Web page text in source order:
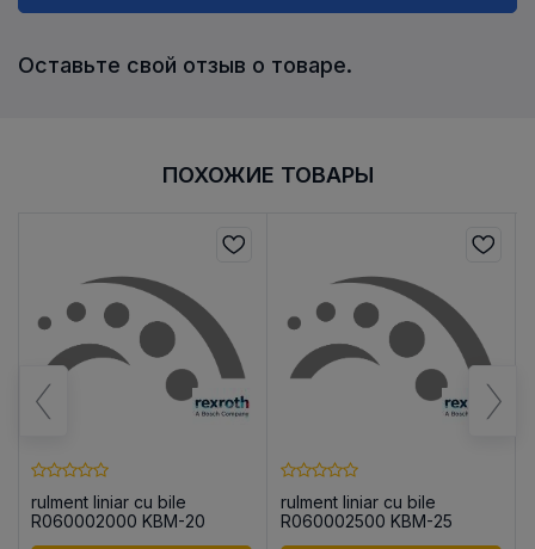
Оставьте свой отзыв о товаре.
ПОХОЖИЕ ТОВАРЫ
rulment liniar cu bile
R060002000 KBM-20
rulment liniar cu bile
R060002500 KBM-25